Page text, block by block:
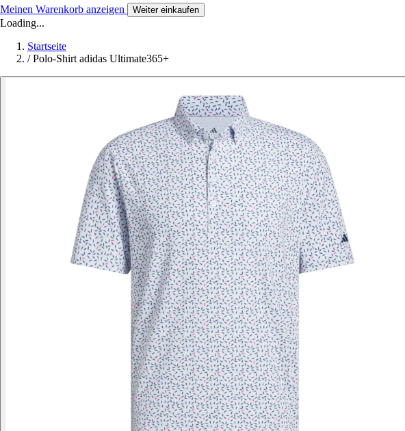
Meinen Warenkorb anzeigen Weiter einkaufen
Loading...
Startseite
/ Polo-Shirt adidas Ultimate365+